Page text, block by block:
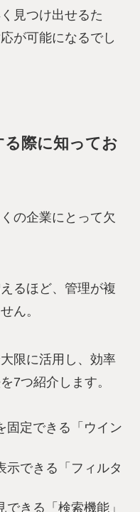
見つけ出せるた
が可能になるでし
際に知ってお
の企業にとって欠
るほど、管理が複
ん。
限に活用し、効率
7つ紹介します。
固定できる「ウイン
示できる「フィルタ
きる「検索機能」